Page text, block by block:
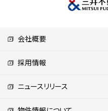
会社概要
採用情報
ニュースリリース